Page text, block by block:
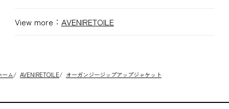
View more： AVENIRETOILE
ーム/ AVENIRETOILE/ オーガンジージップアップジャケット